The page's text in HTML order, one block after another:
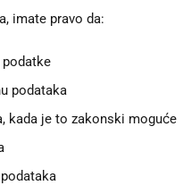
imate pravo da:
podataka
kada je to zakonski moguće